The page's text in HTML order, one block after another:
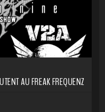
AU FREAK FREQUENZ